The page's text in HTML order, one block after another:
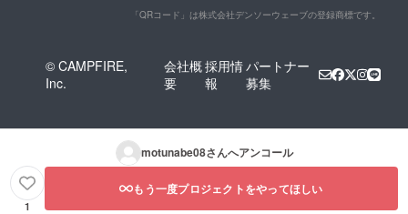
「QRコード」は株式会社デンソーウェーブの登録商標です。
© CAMPFIRE,
Inc.
会社概
要
採用情
報
パートナー
募集
motunabe08さんへアンコール
1
もう一度プロジェクトをやってほしい